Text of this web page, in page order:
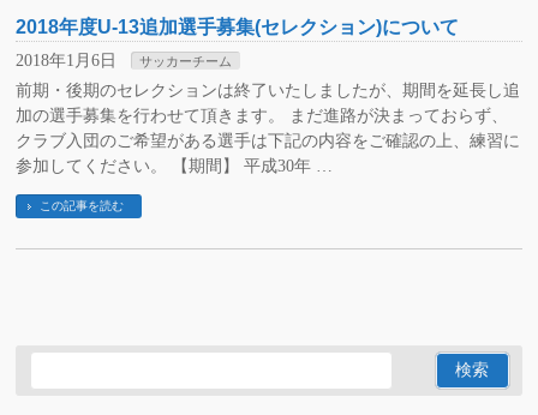
2018年度U-13追加選手募集(セレクション)について
2018年1月6日 サッカーチーム
前期・後期のセレクションは終了いたしましたが、期間を延長し追
加の選手募集を行わせて頂きます。 まだ進路が決まっておらず、
クラブ入団のご希望がある選手は下記の内容をご確認の上、練習に
参加してください。 【期間】 平成30年 …
この記事を読む